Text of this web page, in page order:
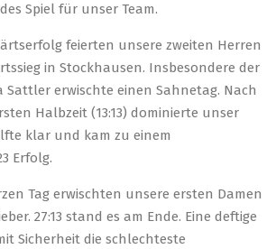
Spiel für unser Team.
feierten unsere zweiten Herren
in Stockhausen. Insbesondere der
Sattler erwischte einen Sahnetag. Nach
Halbzeit (13:13) dominierte unser
klar und kam zu einem
Erfolg.
Tag erwischten unsere ersten Damen
27:13 stand es am Ende. Eine deftige
Sicherheit die schlechteste